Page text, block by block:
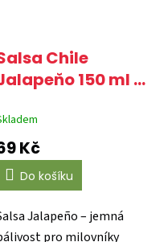
Chile
150 ml 🌶️
Kč
Do košíku
Jalapeño – jemná
pro milovníky